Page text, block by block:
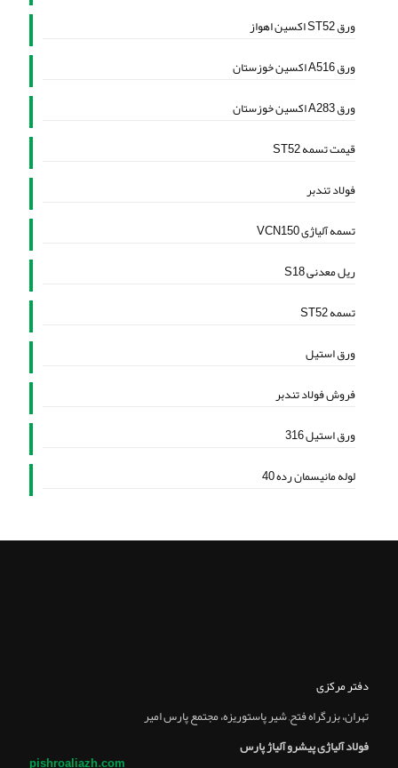
ورق ST52 اکسین اهواز
ورق A516 اکسین خوزستان
ورق A283 اکسین خوزستان
قیمت تسمه ST52
فولاد تندبر
تسمه آلیاژی VCN150
ریل معدنی S18
تسمه ST52
ورق استیل
فروش فولاد تندبر
ورق استیل 316
لوله مانیسمان رده 40
دفتر مرکزی
تهران، بزرگراه فتح, شير پاستوريزه، مجتمع پارس امير
فولاد آلیاژی پیشرو آلیاژ پارس
pishroaliazh.com